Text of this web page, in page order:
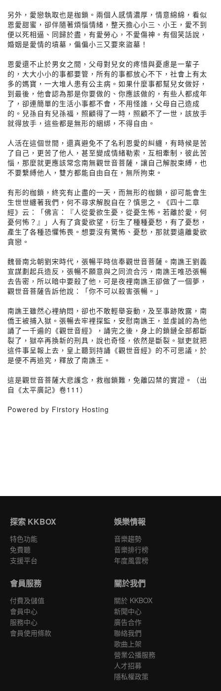
另外，愛戀執取也是枷鎖。兩個人感情濃厚，情意綿綿，看似
恩愛甜蜜，卻伴隨著煩惱情緒，整天擔心小三、小王，愛不到
便以死相逼、同歸於盡，有愛勞心，不愛傷神。有個笑話說，
婚姻是愛情的墳墓，偏偏小三又要來盜墓！
恩愛還不止於男女之間，父母對兒女的疼惜與憂慮是一輩子
的，大大小小的事都要管，所有的事都放心不下，社會上有太
多的媽寶，一大堆人患有公主病。如果什麼事都幫兒女做好，
到最後，他會認為那是你要做的、你應該做的，有些人都成年
了，卻連簡單的生活小事都不會，不用怪誰，父母自己造成
的。兒孫自有兒孫福，照顧得了一時，照顧不了一世，該放手
就得放手，這些都是無形的綑綁，不得自由。
人活在這個世間，還真避免不了名利恩愛的糾纏，有時候是苦
了自己，更苦了他人，甚至變成情緒勒索，互相牽制，彼此苦
惱，那麼就更應該常念南無觀世音菩薩，讓自己解脫束縛，也
不要繫縛他人，雙方都能自由自在，無所拘束。
有形的枷鎖，終究有止盡的一天，而無形的枷鎖，卻可能會生
生世世纏著我們，何不尋求解脫自在？慎思之。《四十二章
經》云：「佛言：『人從愛欲生憂，從憂生怖。若離於愛，何
憂何怖？』」人有了貪愛欲望，衍生了種種憂愁，有了憂愁，
產生了各種恐懼怖畏。想要沒有驚怖、憂愁，那就要遠離愛欲
貪戀。
魏晉南北朝劉宋時代，張暢平時信奉觀世音菩薩。南譙王劉義
宣謀劃起兵造反，張暢不願意與之同流合污，南譙王唯恐張暢
去告密，所以暗中要殺了他，可是夜裡南譙王卻做了一個夢，
觀世音菩薩告訴他說：「你不可以殺害張暢。」
南譙王雖然心裡納悶，卻也不敢輕舉妄動，及至事跡敗露，南
僑王被捕入獄。張暢去牢裡探監，安慰南譙王，並虔誠的為他
誦了一千遍的《觀世音經》，誦完之後，身上的鎖鏈全部都斷
裂了，獄卒再換新的刑具，說也奇怪，依然是斷裂。獄吏就把
這件事呈報上去，皇上聽到持誦《觀世音經》的不可思議，於
是便不再追究，釋放了南譙王。
這是觀世音菩薩大悲護念，救枷鎖難，免離囚禁的實證。（出
自《太平廣記》卷111）
Powered by Firstory Hosting
探索 KKBOX
特色功能
免費聽
支援平台
娛樂情報
音樂趨勢
音樂排行榜
年度風雲榜
會員服務
付費及儲值
會員中心
服務中心
會員使用條款
關於我們
關於 KKBOX
新聞中心
廣告合作
聯絡我們
歌曲上架
營業公播服務
人才招募
隱私權政策